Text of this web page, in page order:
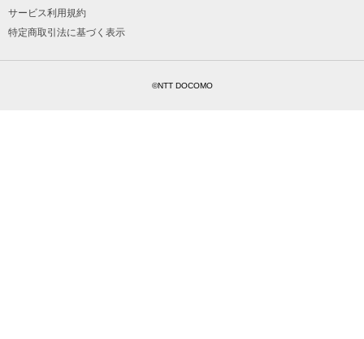
サービス利用規約
特定商取引法に基づく表示
©NTT DOCOMO